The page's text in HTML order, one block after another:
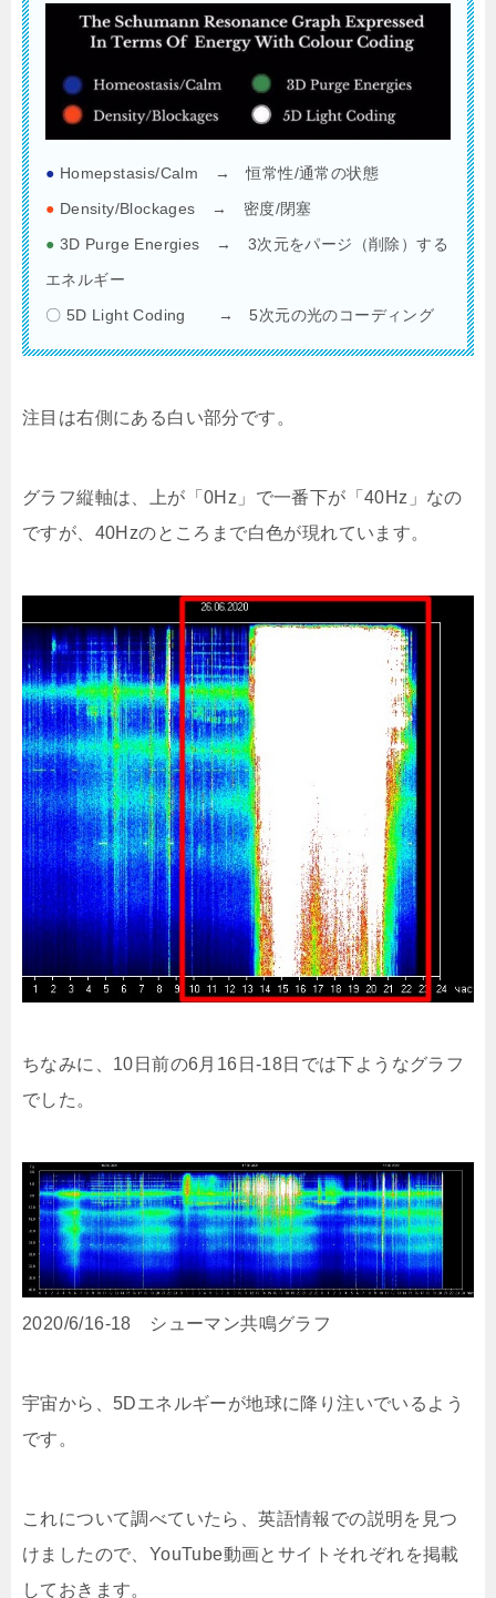
● Homepstasis/Calm → 恒常性/通常の状態
● Density/Blockages → 密度/閉塞
● 3D Purge Energies → 3次元をパージ（削除）する
エネルギー
〇 5D Light Coding → 5次元の光のコーディング
注目は右側にある白い部分です。
グラフ縦軸は、上が「0Hz」で一番下が「40Hz」なの
ですが、40Hzのところまで白色が現れています。
ちなみに、10日前の6月16日-18日では下ようなグラフ
でした。
2020/6/16-18 シューマン共鳴グラフ
宇宙から、5Dエネルギーが地球に降り注いでいるよう
です。
これについて調べていたら、英語情報での説明を見つ
けましたので、YouTube動画とサイトそれぞれを掲載
しておきます。